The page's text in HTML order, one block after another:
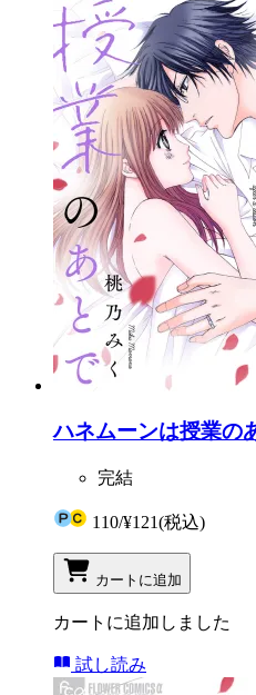
ハネムーンは授業の
完結
110/¥121(税込)
カートに追加
カートに追加しました
試し読み